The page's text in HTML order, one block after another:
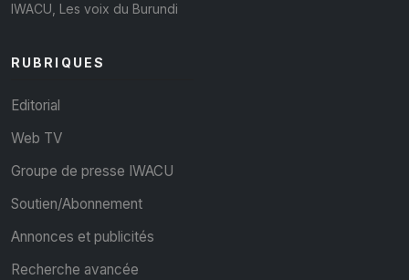
IWACU, Les voix du Burundi
RUBRIQUES
Editorial
Web TV
Groupe de presse IWACU
Soutien/Abonnement
Annonces et publicités
Recherche avancée